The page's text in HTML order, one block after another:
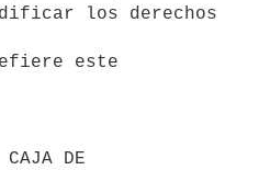
los derechos
este